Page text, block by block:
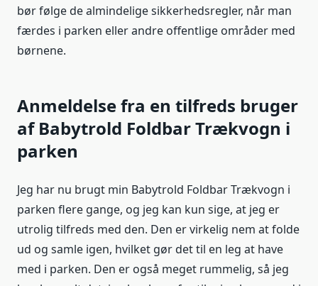
bør følge de almindelige sikkerhedsregler, når man
færdes i parken eller andre offentlige områder med
børnene.
Anmeldelse fra en tilfreds bruger
af Babytrold Foldbar Trækvogn i
parken
Jeg har nu brugt min Babytrold Foldbar Trækvogn i
parken flere gange, og jeg kan kun sige, at jeg er
utrolig tilfreds med den. Den er virkelig nem at folde
ud og samle igen, hvilket gør det til en leg at have
med i parken. Den er også meget rummelig, så jeg